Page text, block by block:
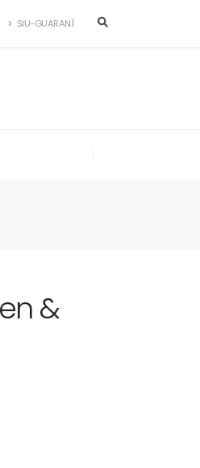
SIU-GUARANÍ
&